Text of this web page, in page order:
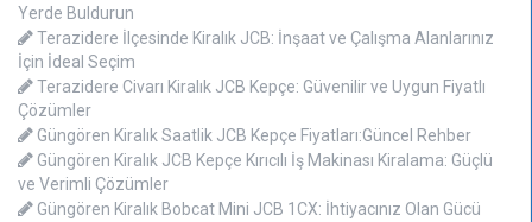
Yerde Buldurun
Terazidere İlçesinde Kiralık JCB: İnşaat ve Çalışma Alanlarınız
İçin İdeal Seçim
Terazidere Civarı Kiralık JCB Kepçe: Güvenilir ve Uygun Fiyatlı
Çözümler
Güngören Kiralık Saatlik JCB Kepçe Fiyatları:Güncel Rehber
Güngören Kiralık JCB Kepçe Kırıcılı İş Makinası Kiralama: Güçlü
ve Verimli Çözümler
Güngören Kiralık Bobcat Mini JCB 1CX: İhtiyacınız Olan Gücü